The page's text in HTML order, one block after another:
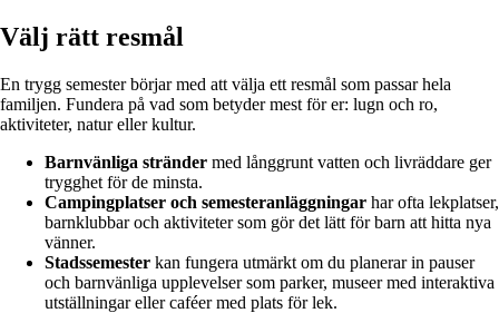
Välj rätt resmål
En trygg semester börjar med att välja ett resmål som passar hela
familjen. Fundera på vad som betyder mest för er: lugn och ro,
aktiviteter, natur eller kultur.
Barnvänliga stränder med långgrunt vatten och livräddare ger
trygghet för de minsta.
Campingplatser och semesteranläggningar har ofta lekplatser,
barnklubbar och aktiviteter som gör det lätt för barn att hitta nya
vänner.
Stadssemester kan fungera utmärkt om du planerar in pauser
och barnvänliga upplevelser som parker, museer med interaktiva
utställningar eller caféer med plats för lek.